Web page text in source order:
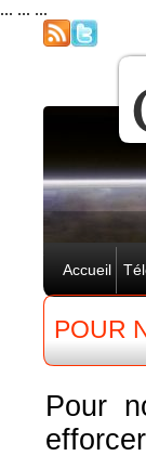
... ... ...
POUR
Pour
Accueil